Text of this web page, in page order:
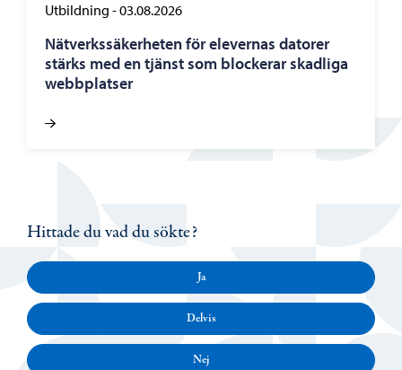
Utbildning -03.08.2026
Nätverkssäkerheten för elevernas datorer
stärks med en tjänst som blockerar skadliga
webbplatser
Hittade du vad du sökte?
Ja
Delvis
Nej